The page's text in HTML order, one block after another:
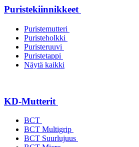
Puristekiinnikkeet
Puristemutteri
Puristeholkki
Puristeruuvi
Puristetappi
Näytä kaikki
KD-Mutterit
BCT
BCT Multigrip
BCT Suurlujuus